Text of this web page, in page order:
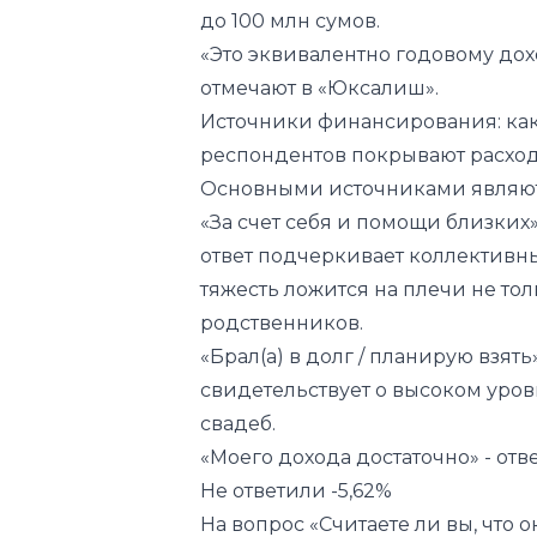
Источники финансирования:
респондентов покрывают
Основными источниками
«За счет себя и помощи
ответ подчеркивает
тяжесть ложится на плечи не
родственников.
«Брал(а) в долг / планирую
свидетельствует о высоком
свадеб.
«Моего дохода достаточно» -
Не ответили -5,62%
На вопрос «Считаете ли вы, что
заставляя их проводить
демонстрируют разделение
перевесом в сторону